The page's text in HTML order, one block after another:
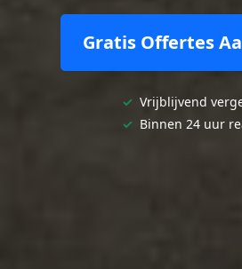
Gratis Offertes
✓ Vrijblijvend
✓ Binnen 24 uur